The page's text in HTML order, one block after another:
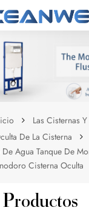
Las Cisternas
De La Cisterna
Agua Tanque De
Cisterna Oculta
Productos